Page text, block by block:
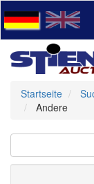
Startseite
Andere